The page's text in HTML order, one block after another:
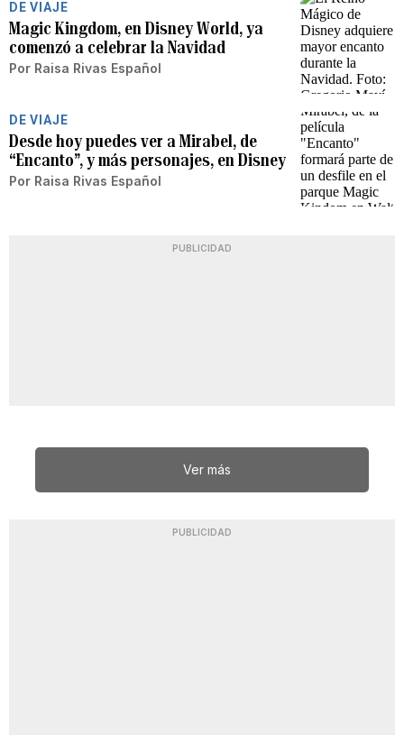
DE VIAJE
Magic Kingdom, en Disney World, ya
comenzó a celebrar la Navidad
Por Raisa Rivas Español
DE VIAJE
Desde hoy puedes ver a Mirabel, de
“Encanto”, y más personajes, en Disney
Por Raisa Rivas Español
PUBLICIDAD
Ver más
PUBLICIDAD